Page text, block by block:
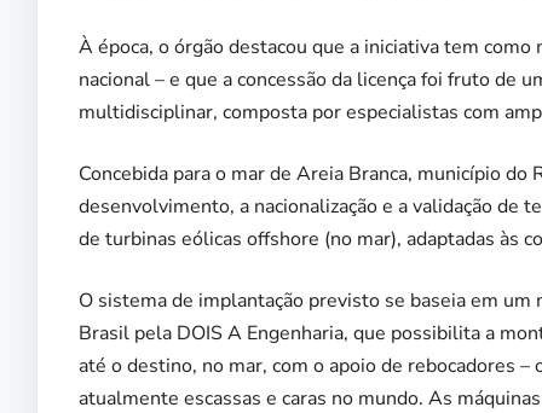
À época, o órgão destacou que a iniciativa tem
nacional – e que a concessão da licença foi fruto de
multidisciplinar, composta por especialistas com
Concebida para o mar de Areia Branca, município
desenvolvimento, a nacionalização e a validação de
de turbinas eólicas offshore (no mar), adaptadas às
O sistema de implantação previsto se baseia em
Brasil pela DOIS A Engenharia, que possibilita a
até o destino, no mar, com o apoio de rebocadores
atualmente escassas e caras no mundo. As